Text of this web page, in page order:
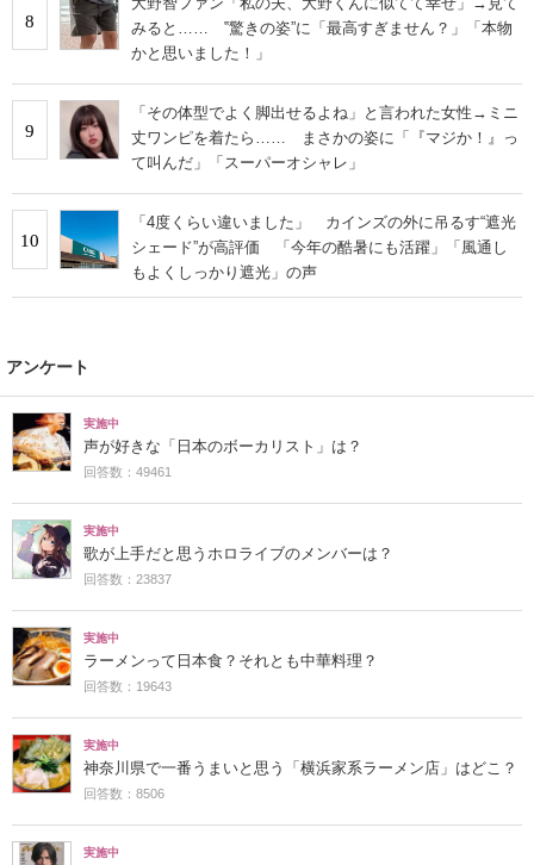
8
みると…… ‟驚きの姿”に「最高すぎません？」「本物
かと思いました！」
9
「その体型でよく脚出せるよね」と言われた女性→ミニ
丈ワンピを着たら…… まさかの姿に「『マジか！』っ
て叫んだ」「スーパーオシャレ」
10
「4度くらい違いました」 カインズの外に吊るす“遮光
シェード”が高評価 「今年の酷暑にも活躍」「風通し
もよくしっかり遮光」の声
アンケート
実施中
声が好きな「日本のボーカリスト」は？
回答数：49461
実施中
歌が上手だと思うホロライブのメンバーは？
回答数：23837
実施中
ラーメンって日本食？それとも中華料理？
回答数：19643
実施中
神奈川県で一番うまいと思う「横浜家系ラーメン店」はどこ？
回答数：8506
実施中